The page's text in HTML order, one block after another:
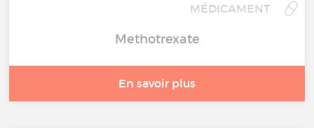
MÉDICAMENT
Methotrexate
En savoir plus